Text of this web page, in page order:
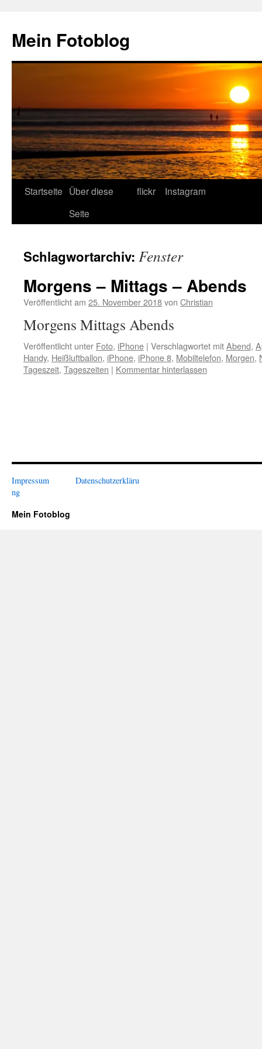
springen
Mein Fotoblog
Startseite Über diese
Seite
flickr Instagram
Schlagwortarchiv: Fenster
Morgens – Mittags – Abends
Veröffentlicht am 25. November 2018von Christian
Morgens Mittags Abends
Veröffentlicht unter Foto, iPhone | Verschlagwortet mitAbend,
Handy, Heißluftballon, iPhone, iPhone 8, Mobiltelefon, Morgen,
Tageszeit, Tageszeiten | Kommentar hinterlassen
Impressum
Datenschutzerkläru
ng
Mein Fotoblog